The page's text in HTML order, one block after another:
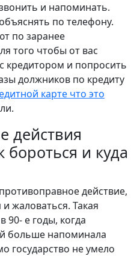
и напоминать.
по телефону.
по заранее
того чтобы от вас
кредитором и попросить
должников по кредиту
карте что это
действия
бороться и куда
действие,
жаловаться. Такая
90- е годы, когда
больше напоминала
государство не умело